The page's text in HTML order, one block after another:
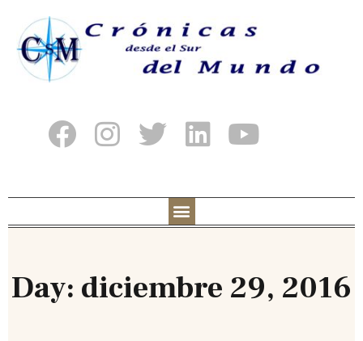
Day: diciembre 29, 2016